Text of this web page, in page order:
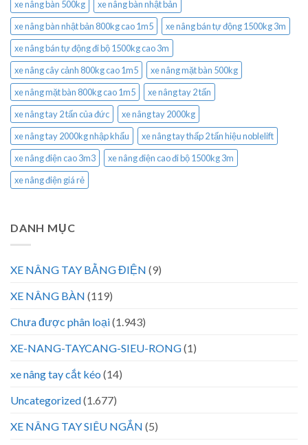
xe nâng bàn 500kg
xe nâng bàn nhật bản
xe nâng bàn nhật bản 800kg cao 1m5
xe nâng bán tự động 1500kg 3m
xe nâng bán tự động đi bộ 1500kg cao 3m
xe nâng cây cảnh 800kg cao 1m5
xe nâng mặt bàn 500kg
xe nâng mặt bàn 800kg cao 1m5
xe nâng tay 2 tấn
xe nâng tay 2 tấn của đức
xe nâng tay 2000kg
xe nâng tay 2000kg nhập khẩu
xe nâng tay thấp 2 tấn hiệu noblelift
xe nâng điện cao 3m3
xe nâng điện cao đi bộ 1500kg 3m
xe nâng điện giá rẻ
DANH MỤC
XE NÂNG TAY BẰNG ĐIỆN (9)
XE NÂNG BÀN (119)
Chưa được phân loại(1.943)
XE-NANG-TAYCANG-SIEU-RONG(1)
xe nâng tay cắt kéo (14)
Uncategorized(1.677)
XE NÂNG TAY SIÊU NGẮN (5)